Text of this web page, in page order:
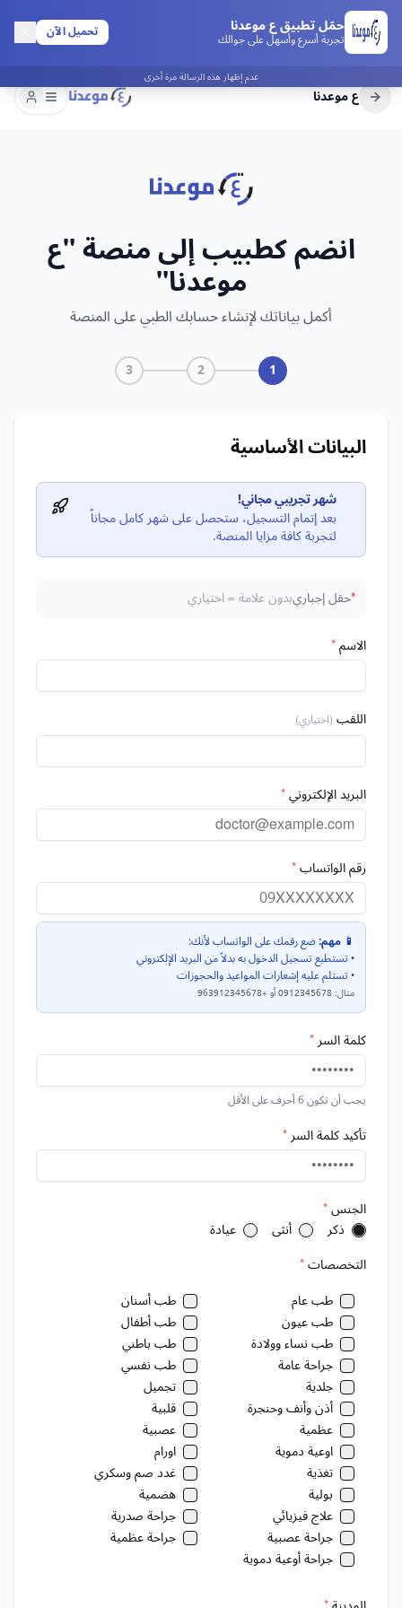
حمّل تطبيق ع موعدنا
تجربة أسرع وأسهل على جوالك تحميل الآن
عدم إظهار هذه الرسالة مرة أخرى
ع موعدنا مواعيدي
انضم كطبيب إلى منصة "ع
موعدنا"
أكمل بياناتك لإنشاء حسابك الطبي على المنصة
1
2
3
البيانات الأساسية
شهر تجريبي مجاني!
بعد إتمام التسجيل، ستحصل على شهر كامل مجاناً
لتجربة كافة مزايا المنصة.
*حقل إجباريبدون علامة = اختياري
الاسم*
اللقب (اختياري)
البريد الإلكتروني*
رقم الواتساب*
📱 مهم:ضع رقمك على الواتساب لأنك:
• تستطيع تسجيل الدخول به بدلاً من البريد الإلكتروني
• تستلم عليه إشعارات المواعيد والحجوزات
مثال: 0912345678 أو +963912345678
كلمة السر*
يجب أن تكون 6 أحرف على الأقل
تأكيد كلمة السر*
الجنس*
ذكر أنثى
عيادة
التخصصات*
طب عام
طب أسنان
طب عيون
طب أطفال
طب نساء وولادة
طب باطني
جراحة عامة
طب نفسي
جلدية
تجميل
أذن وأنف وحنجرة
قلبية
عظمية
عصبية
اوعية دموية
اورام
تغذية
غدد صم وسكري
بولية
هضمية
علاج فيزيائي
جراحة صدرية
جراحة عصبية
جراحة عظمية
جراحة أوعية دموية